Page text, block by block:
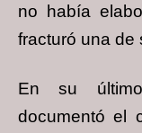
no había
fracturó una de
En su
documentó el